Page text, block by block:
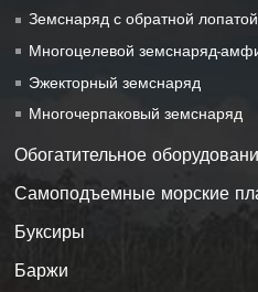
Земснаряд с обратной лопатой
Многоцелевой земснаряд-
Эжекторный земснаряд
Многочерпаковый земснаряд
Обогатительное
Самоподъемные морские
Буксиры
Баржи